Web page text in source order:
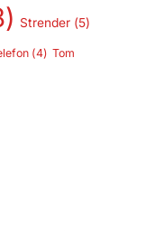
Strender(5)
(4) Tom